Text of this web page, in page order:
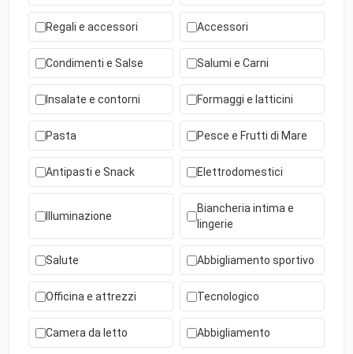
Regali e accessori Accessori
Condimenti e Salse Salumi e Carni
Insalate e contorni Formaggi e latticini
Pasta Pesce e Frutti di Mare
Antipasti e Snack Elettrodomestici
Illuminazione
Biancheria intima e
lingerie
Salute Abbigliamento sportivo
Officina e attrezzi Tecnologico
Camera da letto Abbigliamento